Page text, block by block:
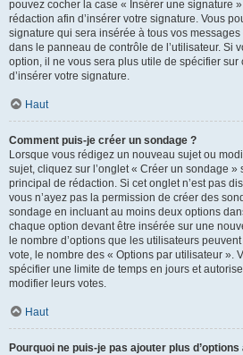
pouvez cocher la case « Insérer une signature
rédaction afin d’insérer votre signature. Vous
signature qui sera insérée à tous vos
dans le panneau de contrôle de l’utilisateur. Si
option, il ne vous sera plus utile de spécifier
d’insérer votre signature.
Haut
Comment puis-je créer un sondage ?
Lorsque vous rédigez un nouveau sujet ou
sujet, cliquez sur l’onglet « Créer un sondage
principal de rédaction. Si cet onglet n’est pas
vous n’ayez pas la permission de créer des
sondage en incluant au moins deux options
chaque option devant être insérée sur une
le nombre d’options que les utilisateurs
vote, le nombre des « Options par utilisateur ».
spécifier une limite de temps en jours et
modifier leurs votes.
Haut
Pourquoi ne puis-je pas ajouter plus d’options